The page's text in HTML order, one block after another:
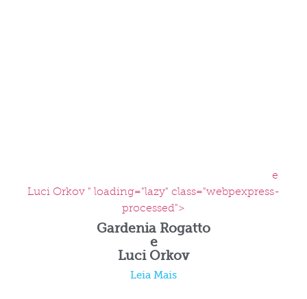
e
Luci Orkov " loading="lazy" class="webpexpress-
processed">
Gardenia Rogatto
e
Luci Orkov
Leia Mais